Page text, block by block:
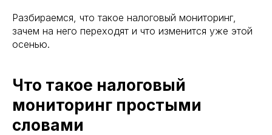
Разбираемся, что такое налоговый мониторинг,
зачем на него переходят и что изменится уже этой
осенью.
Что такое налоговый
мониторинг простыми
словами